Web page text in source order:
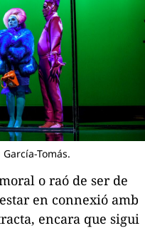
Tomás.
o raó de ser de
en connexió amb
encara que sigui